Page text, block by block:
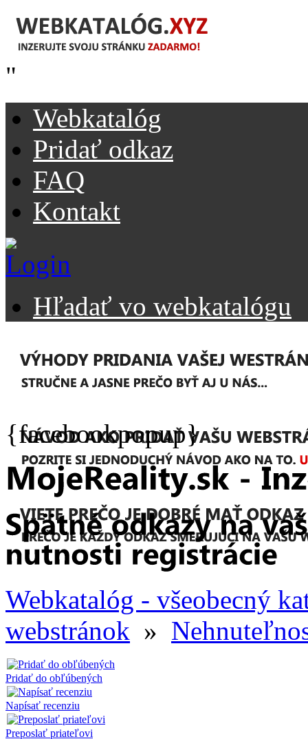
"
Webkatalóg
Pridať odkaz
FAQ
Kontakt
Hľadať vo webkatalógu
{facebookpopup}
Webkatalóg - všeobecný
webstránok »
Pridať do obľúbených
Napísať recenziu
Preposlať priateľovi